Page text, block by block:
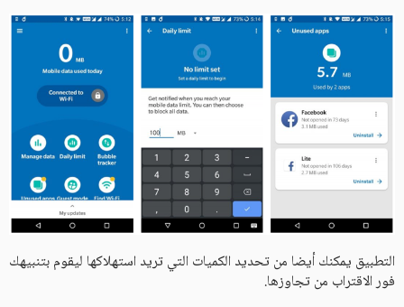
التطبيق يمكنك أيضا من تحديد الكميات التي تريد استهلاكها ليقوم بتنبيهك
فور الاقتراب من تجاوزها.